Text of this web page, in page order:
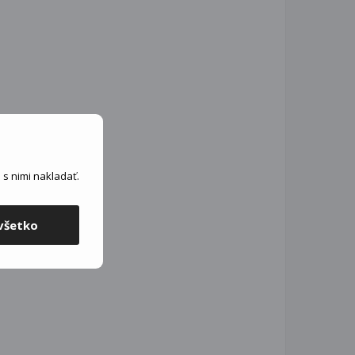
nimi nakladať.